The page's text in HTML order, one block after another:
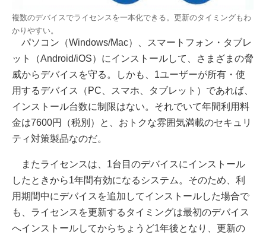
複数のデバイスでライセンスを一本化できる。更新のタイミングもわ
かりやすい。
パソコン（Windows/Mac）、スマートフォン・タブレ
ット（Android/iOS）にインストールして、さまざまの脅
威からデバイスを守る。しかも、1ユーザーが所有・使
用するデバイス（PC、スマホ、タブレット）であれば、
インストール台数に制限はない。それでいて年間利用料
金は7600円（税別）と、おトクな雰囲気満載のセキュリ
ティ対策製品なのだ。
またライセンスは、1台目のデバイスにインストール
したときから1年間有効になるシステム。そのため、利
用期間中にデバイスを追加してインストールした場合で
も、ライセンスを更新するタイミングは最初のデバイス
へインストールしてからちょうど1年後となり、更新の